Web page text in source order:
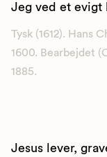
Jeg ved et evigt
Tysk (1612). Hans
1600. Bearbejdet
1885.
Jesus lever,